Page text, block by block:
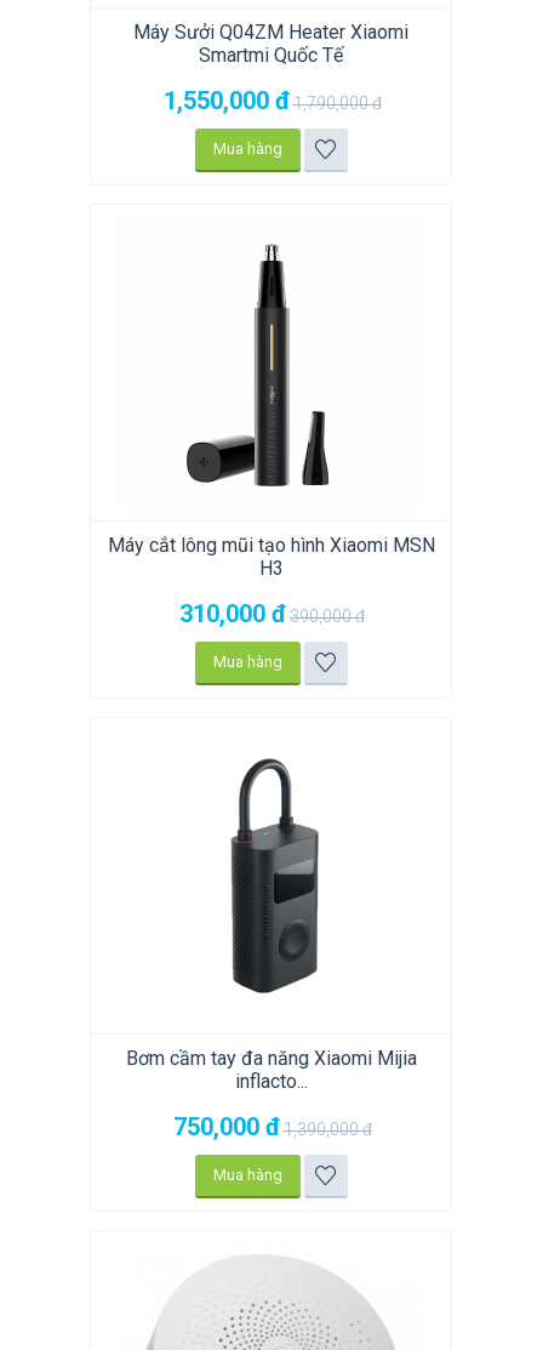
Máy Sưởi Q04ZM Heater Xiaomi
Smartmi Quốc Tế
1,550,000 đ1,790,000đ
Mua hàng
Máy cắt lông mũi tạo hình Xiaomi MSN
H3
310,000 đ390,000đ
Mua hàng
Bơm cầm tay đa năng Xiaomi Mijia
inflacto...
750,000 đ1,390,000đ
Mua hàng